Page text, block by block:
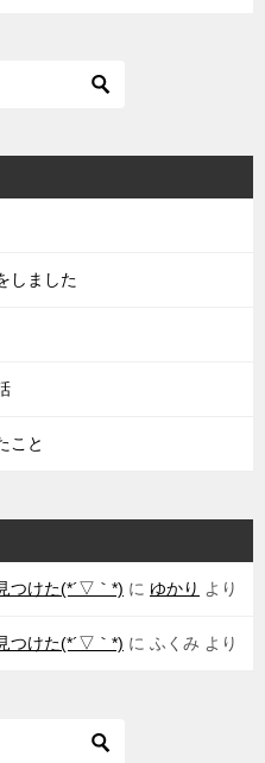
しました
こと
つけた(*´▽｀*) に ゆかり より
つけた(*´▽｀*) に ふくみ より